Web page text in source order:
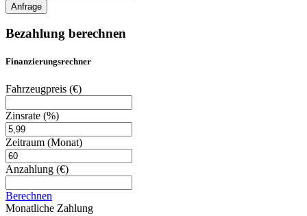
Anfrage
Bezahlung berechnen
Finanzierungsrechner
Fahrzeugpreis (€)
Zinsrate (%)
Zeitraum (Monat)
Anzahlung (€)
Berechnen
Monatliche Zahlung